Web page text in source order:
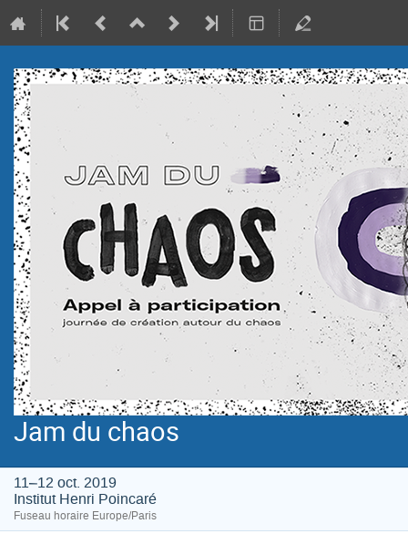
Jam du chaos
11–12 oct. 2019
Institut Henri Poincaré
Fuseau horaire Europe/Paris